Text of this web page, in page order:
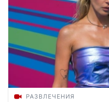
РАЗВЛЕЧЕНИЯ